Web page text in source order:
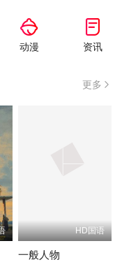
动漫 资讯
更多
HD国语
一般人物